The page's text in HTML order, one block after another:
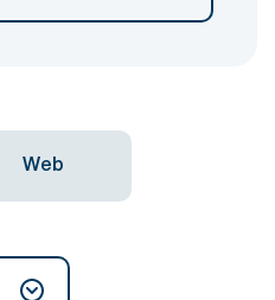
Web